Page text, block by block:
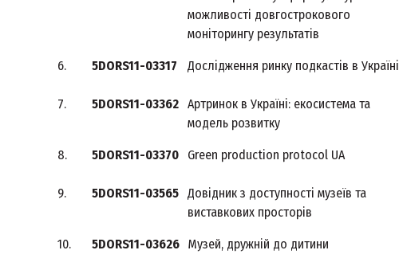
можливості довгострокового
моніторингу результатів
6. 5DORS11-03317 Дослідження ринку подкастів в Україні
7. 5DORS11-03362 Артринок в Україні: екосистема та
модель розвитку
8. 5DORS11-03370 Green production protocol UA
9. 5DORS11-03565 Довідник з доступності музеїв та
виставкових просторів
10. 5DORS11-03626 Музей, дружній до дитини